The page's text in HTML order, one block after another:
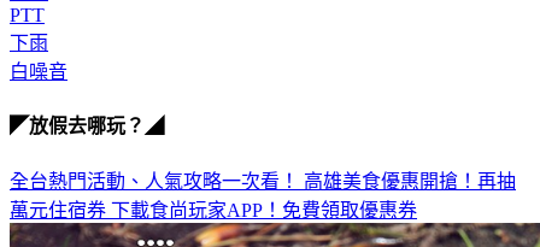
PTT
下雨
白噪音
◤放假去哪玩？◢
全台熱門活動、人氣攻略一次看！ 高雄美食優惠開搶！再抽
萬元住宿券 下載食尚玩家APP！免費領取優惠券